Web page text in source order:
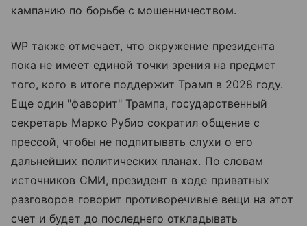
кампанию по борьбе с мошенничеством.
WP также отмечает, что окружение президента
пока не имеет единой точки зрения на предмет
того, кого в итоге поддержит Трамп в 2028 году.
Еще один "фаворит" Трампа, государственный
секретарь Марко Рубио сократил общение с
прессой, чтобы не подпитывать слухи о его
дальнейших политических планах. По словам
источников СМИ, президент в ходе приватных
разговоров говорит противоречивые вещи на этот
счет и будет до последнего откладывать